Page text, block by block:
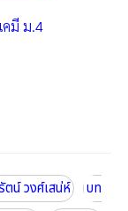
คมี ม.4
น์ วงศ์เสน่ห์
บท